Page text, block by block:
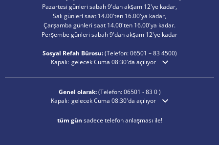
Pazartesi günleri sabah 9'dan akşam 12'ye kadar,
Salı günleri saat 14.00'ten 16.00'ya kadar,
Çarşamba günleri saat 14.00'ten 16.00'ya kadar.
Perşembe günleri sabah 9'dan akşam 12'ye kadar
Sosyal Refah Bürosu:(Telefon:06501 – 834500)
Ek açılış veya kapanış saatlerini gizlemek için tıklayın
Kapalı: gelecek Cuma 08:30'da açılıyor
Genel olarak:(Telefon:06501 - 83 0)
Ek açılış veya kapanış saatlerini gizlemek için tıklayın
Kapalı: gelecek Cuma 08:30'da açılıyor
tüm gün sadece telefon anlaşması ile!